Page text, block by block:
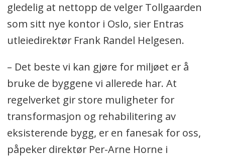
gledelig at nettopp de velger Tollgaarden
som sitt nye kontor i Oslo, sier Entras
utleiedirektør Frank Randel Helgesen.
– Det beste vi kan gjøre for miljøet er å
bruke de byggene vi allerede har. At
regelverket gir store muligheter for
transformasjon og rehabilitering av
eksisterende bygg, er en fanesak for oss,
påpeker direktør Per-Arne Horne i